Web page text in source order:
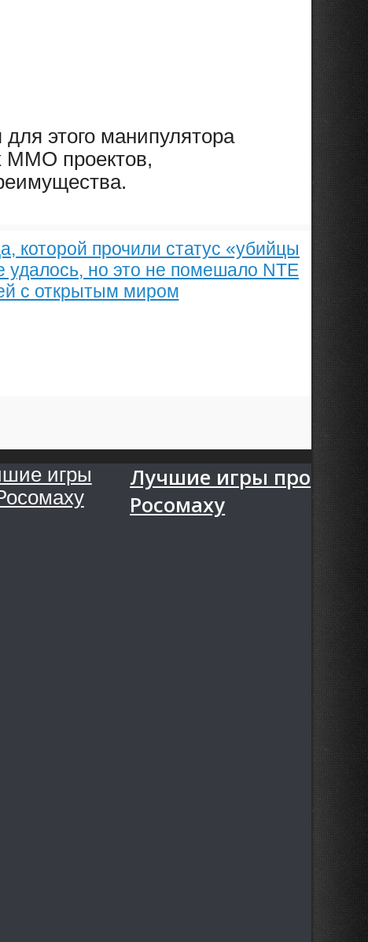
для этого манипулятора
ММО проектов,
которой прочили статус «убийцы
удалось, но это не помешало NTE
с открытым миром
Лучшие игры про
Росомаху